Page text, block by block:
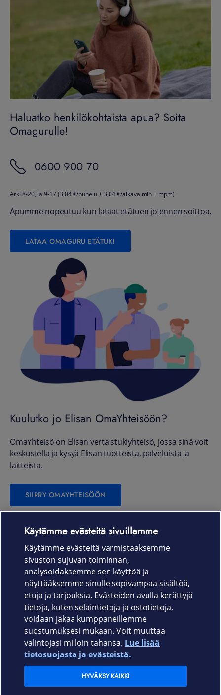
Haluatko henkilökohtaista apua? Soita
Omagurulle!
0600 900 70
Ark. 8-20, la 9-17 (3,04 €/puhelu + 3,04 €/alkava min + mpm)
Apumme nopeutuu kun lataat etätuen jo ennen soittoa.
LATAA OMAGURU ETÄTUKI
Kuulutko jo Elisan OmaYhteisöön?
OmaYhteisö on Elisan vertaistukiyhteisö, jossa sinä voit
keskustella ja kysyä Elisan tuotteista, palveluista ja
laitteista.
SIIRRY OMAYHTEISÖÖN
Laitteet & liittymät
Palvelut
Ajankohtaista
Elisa Oyj
Käytämme evästeitä sivuillamme
Käytämme evästeitä varmistaaksemme
sivuston sujuvan toiminnan,
analysoidaksemme sen käyttöä ja
näyttääksemme sinulle sopivampaa sisältöä,
etuja ja tarjouksia. Evästeiden avulla kerättyjä
tietoja, kuten selaintietoja ja ostotietoja,
voidaan jakaa kumppaneillemme
suostumuksesi mukaan. Voit muuttaa
valintojasi milloin tahansa. Lue lisää
tietosuojasta ja evästeistä.
HYVÄKSY KAIKKI